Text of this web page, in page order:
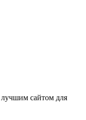
сайтом для